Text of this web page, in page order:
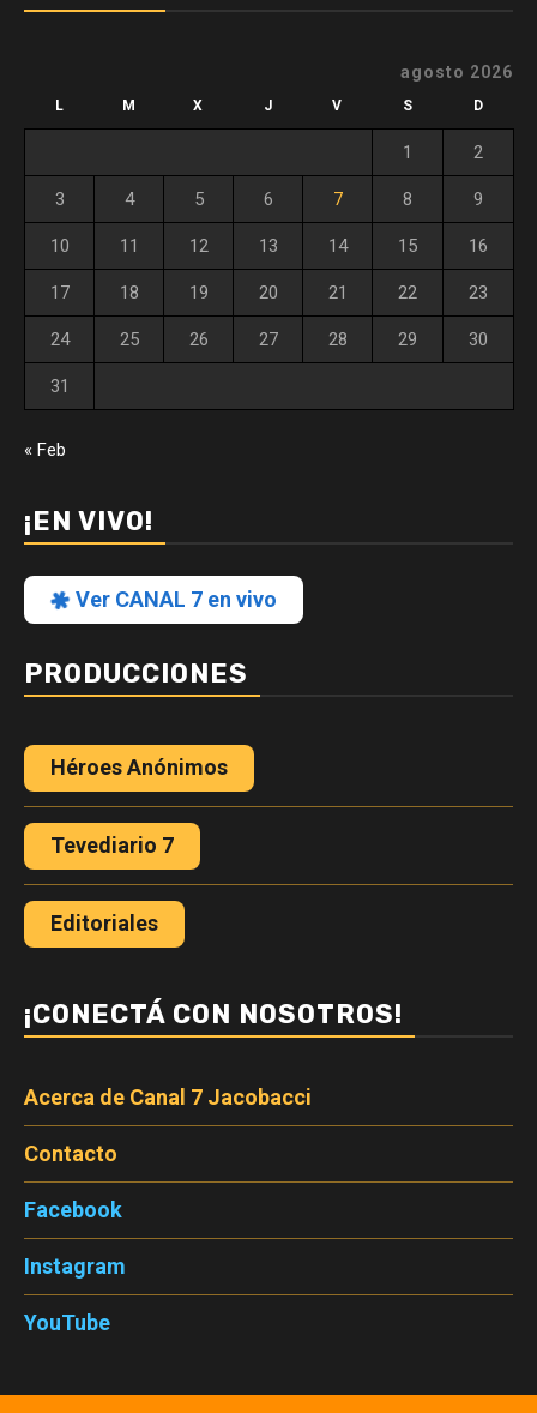
agosto 2026
L M X J V S D
1 2
3 4 5 6 7 8 9
10 11 12 13 14 15 16
17 18 19 20 21 22 23
24 25 26 27 28 29 30
31
« Feb
¡EN VIVO!
Ver CANAL 7 en vivo
PRODUCCIONES
Héroes Anónimos
Tevediario 7
Editoriales
¡CONECTÁ CON NOSOTROS!
Acerca de Canal 7 Jacobacci
Contacto
Facebook
Instagram
YouTube